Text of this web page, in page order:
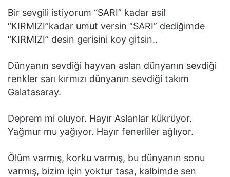
Bir sevgili istiyorum “SARI” kadar asil
“KIRMIZI”kadar umut versin “SARI” dediğimde
“KIRMIZI” desin gerisini koy gitsin..
Dünyanın sevdiği hayvan aslan dünyanın sevdiği
renkler sarı kırmızı dünyanın sevdiği takım
Galatasaray.
Deprem mi oluyor. Hayır Aslanlar kükrüyor.
Yağmur mu yağıyor. Hayır fenerliler ağlıyor.
Ölüm varmış, korku varmış, bu dünyanın sonu
varmış, bizim için yoktur tasa, kalbimde sen